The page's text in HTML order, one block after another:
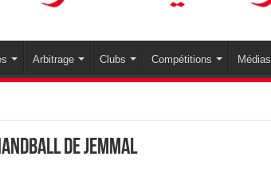
Arbitrage Clubs Compétitions Médias
de Jemmal